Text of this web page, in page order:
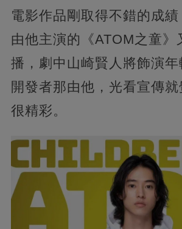
電影作品剛取得不錯的成績
由他主演的《ATOM之童》
播，劇中山崎賢人將飾演
開發者那由他，光看宣傳
很精彩。